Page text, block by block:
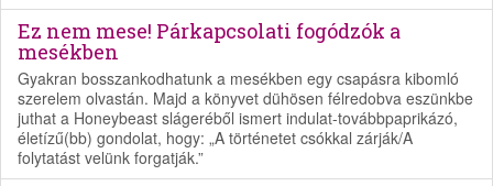
Ez nem mese! Párkapcsolati fogódzók a
mesékben
Gyakran bosszankodhatunk a mesékben egy csapásra kibomló
szerelem olvastán. Majd a könyvet dühösen félredobva eszünkbe
juthat a Honeybeast slágeréből ismert indulat-továbbpaprikázó,
életízű(bb) gondolat, hogy: „A történetet csókkal zárják/A
folytatást velünk forgatják.”